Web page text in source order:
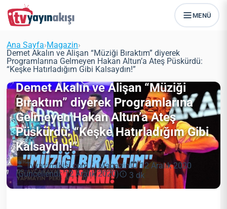
MENÜ
Ana Sayfa›Magazin›
Demet Akalın ve Alişan “Müziği Bıraktım” diyerek
Programlarına Gelmeyen Hakan Altun’a Ateş Püskürdü:
“Keşke Hatırladığım Gibi Kalsaydın!”
Demet Akalın ve Alişan “Müziği
Bıraktım” diyerek Programlarına
Gelmeyen Hakan Altun’a Ateş
Püskürdü: “Keşke Hatırladığım Gibi
Kalsaydın!”
Tvyayinakisi.com Magazin
12 Aralık 2020
(Güncellendi: 12 Aralık 2020)
3 dk